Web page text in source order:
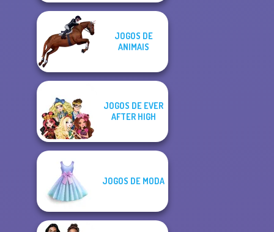
JOGOS DE
ANIMAIS
JOGOS DE EVER
AFTER HIGH
JOGOS DE MODA